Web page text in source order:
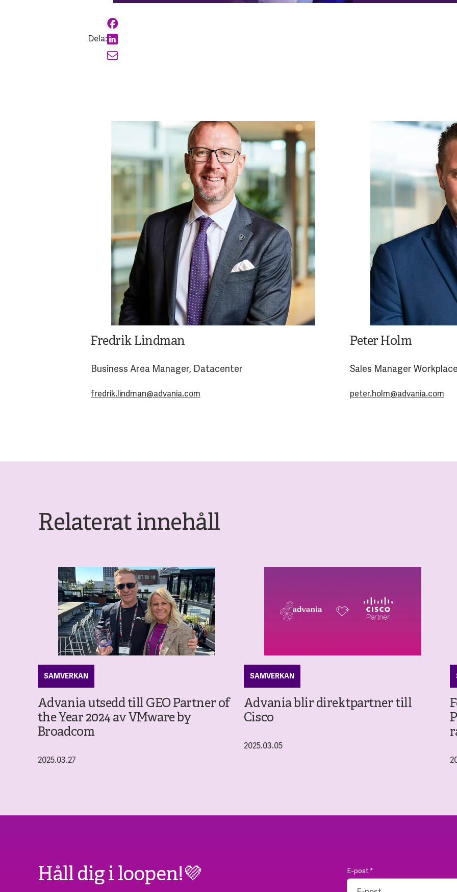
Dela:
Fredrik Lindman
Business Area Manager, Datacenter
fredrik.lindman@advania.com
Peter Holm
Sales Manager
peter.holm@advania.com
Relaterat innehåll
SAMVERKAN
Advania utsedd till GEO Partner of
the Year 2024 av VMware by
Broadcom
2025.03.27
SAMVERKAN
Advania blir direktpartner till
Cisco
2025.03.05
Håll dig i loopen!💜 E-post*